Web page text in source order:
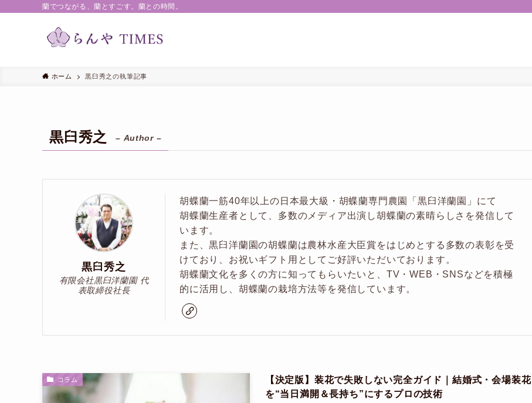
蘭でつながる、蘭とすごす。蘭との時間。
ホーム 黒臼秀之の執筆記事
黒臼秀之 – Author –
黒臼秀之
有限会社黒臼洋蘭園 代
表取締役社長
胡蝶蘭一筋40年以上の日本最大級・胡蝶蘭専門農園「黒臼洋蘭園」にて
胡蝶蘭生産者として、多数のメディア出演し胡蝶蘭の素晴らしさを発信して
います。
また、黒臼洋蘭園の胡蝶蘭は農林水産大臣賞をはじめとする多数の表彰を受
けており、お祝いギフト用としてご好評いただいております。
胡蝶蘭文化を多くの方に知ってもらいたいと、TV・WEB・SNSなどを積極
的に活用し、胡蝶蘭の栽培方法等を発信しています。
コラム
【決定版】装花で失敗しない完全ガイド｜結婚式・会場装花
を“当日満開＆長持ち”にするプロの技術